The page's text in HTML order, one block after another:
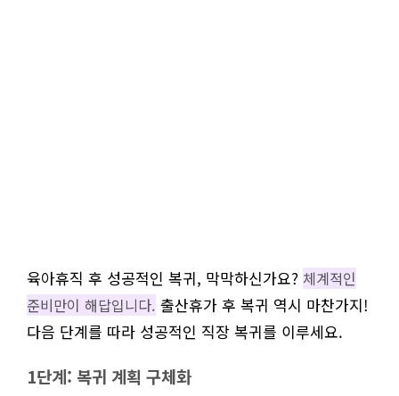
육아휴직 후 성공적인 복귀, 막막하신가요? 체계적인
준비만이 해답입니다. 출산휴가 후 복귀 역시 마찬가지!
다음 단계를 따라 성공적인 직장 복귀를 이루세요.
1단계: 복귀 계획 구체화